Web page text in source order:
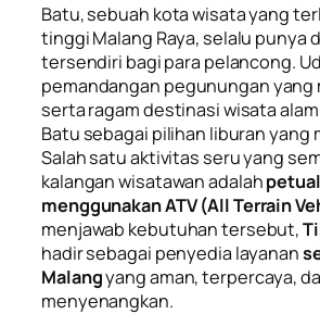
Batu, sebuah kota wisata yang
tinggi Malang Raya, selalu punya
tersendiri bagi para pelancong.
pemandangan pegunungan yang
serta ragam destinasi wisata
Batu sebagai pilihan liburan yang
Salah satu aktivitas seru yang
kalangan wisatawan adalah
menggunakan ATV (All Terrain
menjawab kebutuhan tersebut,
hadir sebagai penyedia layanan
Malangyang aman, terpercaya,
menyenangkan.